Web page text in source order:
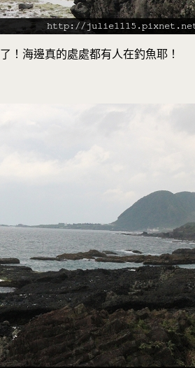
！海邊真的處處都有人在釣魚耶！